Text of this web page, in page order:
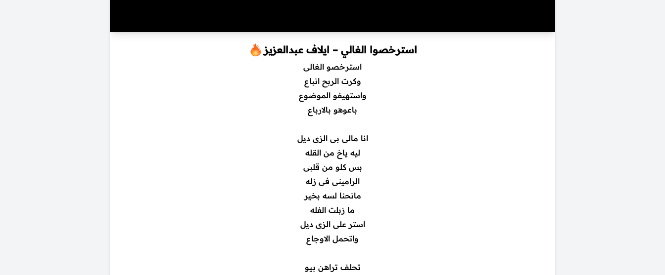
استرخصوا الغالي – ايلاف عبدالعزيز
استرخصو الغالى
وكرت الربح انباع
واستهيفو الموضوع
باعوهو بالارباع
انا مالى بى الزى ديل
ليه ياخ من القله
بس كلو من قلبى
الرامينى فى زله
مانحنا لسه بخير
ما زبلت الفله
استر على الزى ديل
واتحمل الاوجاع
تحلف تراهن بيو